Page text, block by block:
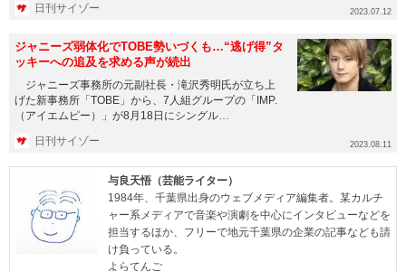
日刊サイゾー 2023.07.12
ジャニーズ弱体化でTOBE勢いづくも…“逃げ得”タ
ッキーへの追及を求める声が続出
ジャニーズ事務所の元副社長・滝沢秀明氏が立ち上
げた新事務所「TOBE」から、7人組グループの「IMP.
（アイエムピー）」が8月18日にシングル
日刊サイゾー 2023.08.11
与良天悟（芸能ライター）
1984年、千葉県出身のウェブメディア編集者。某カルチ
ャー系メディアで音楽や演劇を中心にインタビューなどを
担当するほか、フリーで地元千葉県の企業の記事なども請
け負っている。
よらてんご